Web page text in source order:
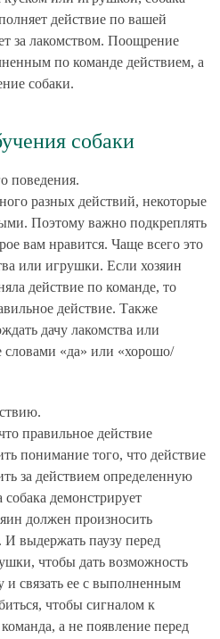
действие по вашей
за лакомством. Поощрение
по команде действием, а
собаки.
собаки
поведения.
разных действий, некоторые
Поэтому важно подкреплять
вам нравится. Чаще всего это
или игрушки. Если хозяин
действие по команде, то
действие. Также
дачу лакомства или
«да» или «хорошо/
правильное действие
понимание того, что действие
за действием определенную
демонстрирует
должен произносить
выдержать паузу перед
чтобы дать возможность
и связать ее с выполненным
чтобы сигналом к
а не появление перед